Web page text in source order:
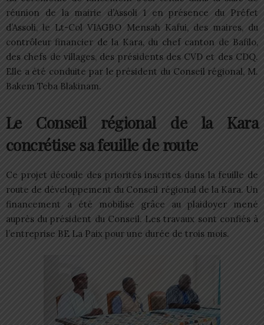
réunion de la mairie d’Assoli 1 en présence du Préfet
d’Assoli, le Lt-Col VIAGBO Mensah Kafui, des maires, du
contrôleur financier de la Kara, du chef canton de Bafilo,
des chefs de villages, des présidents des CVD et des CDQ.
Elle a été conduite par le président du Conseil régional, M.
Bakem Teba Blakinam.
Le Conseil régional de la Kara
concrétise sa feuille de route
Ce projet découle des priorités inscrites dans la feuille de
route de développement du Conseil régional de la Kara. Un
financement a été mobilisé grâce au plaidoyer mené
auprès du président du Conseil. Les travaux sont confiés à
l’entreprise BE La Paix pour une durée de trois mois.